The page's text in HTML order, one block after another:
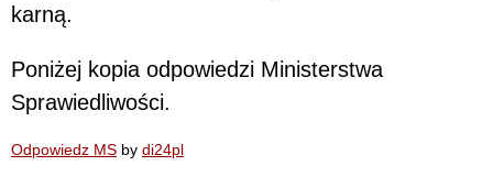
karną.
Poniżej kopia odpowiedzi Ministerstwa
Sprawiedliwości.
Odpowiedz MS by di24pl